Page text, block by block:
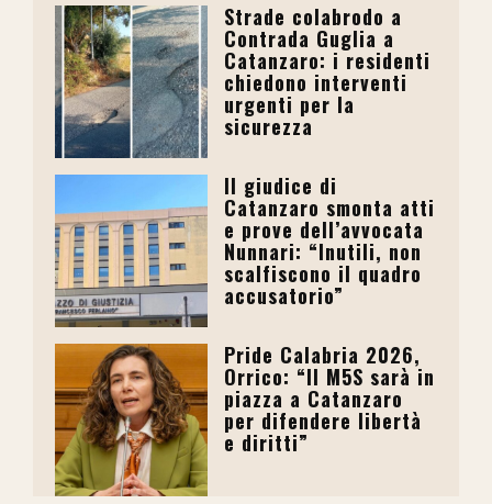
Strade colabrodo a
Contrada Guglia a
Catanzaro: i residenti
chiedono interventi
urgenti per la
sicurezza
Il giudice di
Catanzaro smonta atti
e prove dell’avvocata
Nunnari: “Inutili, non
scalfiscono il quadro
accusatorio”
Pride Calabria 2026,
Orrico: “Il M5S sarà in
piazza a Catanzaro
per difendere libertà
e diritti”